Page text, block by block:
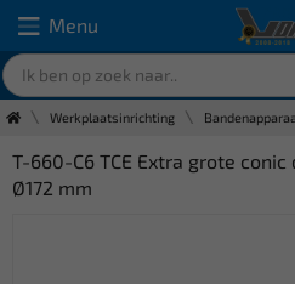
Menu
Werkplaatsinrichting
T-660-C6 TCE Extra grote
Ø172 mm